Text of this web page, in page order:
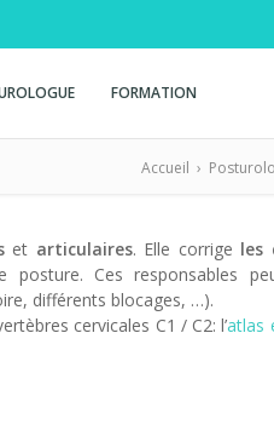
FORMATION
Accueil ›
et articulaires. Elle corrige les
Ces responsables
différents blocages, …).
cervicales C1 / C2: l’atlas